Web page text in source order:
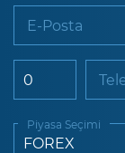
E-Posta
Piyasa Seçimi